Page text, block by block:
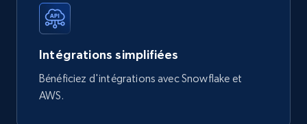
Mouser - Products
Product url, Category url, Mouser part num, Mfr
part number, Manufacturer, Image, Image high,
Intégrations simplifiées
Bénéficiez d'intégrations avec Snowflake et
AWS.